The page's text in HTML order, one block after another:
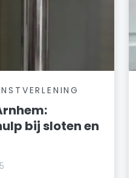
bij sloten en